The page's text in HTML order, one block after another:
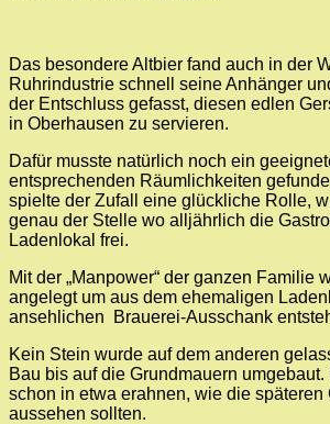
Das besondere Altbier fand auch in der
Ruhrindustrie schnell seine Anhänger
der Entschluss gefasst, diesen edlen
in Oberhausen zu servieren.
Dafür musste natürlich noch ein
entsprechenden Räumlichkeiten
spielte der Zufall eine glückliche Rolle,
genau der Stelle wo alljährlich die
Ladenlokal frei.
Mit der „Manpower“ der ganzen Familie
angelegt um aus dem ehemaligen
ansehlichen Brauerei-Ausschank
Kein Stein wurde auf dem anderen
Bau bis auf die Grundmauern
schon in etwa erahnen, wie die späteren
aussehen sollten.